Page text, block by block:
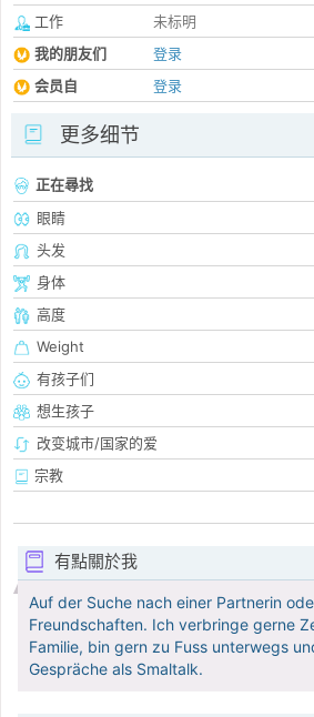
工作
未标明
我的朋友们
登录
会员自
登录
更多细节
正在尋找
眼睛
头发
身体
高度
Weight
有孩子们
想生孩子
改变城市/国家的爱
宗教
有點關於我
Auf der Suche nach einer Partnerin
Freundschaften. Ich verbringe gerne
Familie, bin gern zu Fuss unterwegs
Gespräche als Smaltalk.